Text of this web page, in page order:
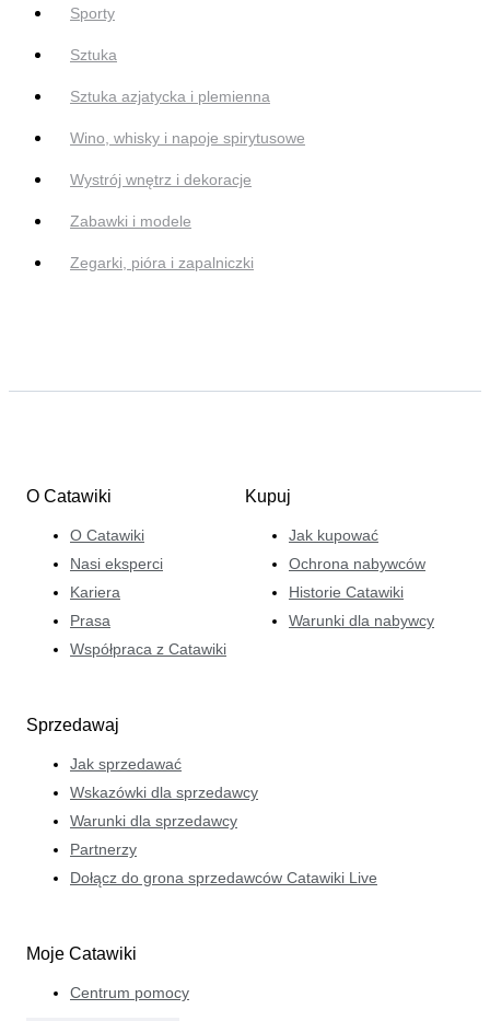
Sporty
Sztuka
Sztuka azjatycka i plemienna
Wino, whisky i napoje spirytusowe
Wystrój wnętrz i dekoracje
Zabawki i modele
Zegarki, pióra i zapalniczki
O Catawiki
O Catawiki
Nasi eksperci
Kariera
Prasa
Współpraca z Catawiki
Kupuj
Jak kupować
Ochrona nabywców
Historie Catawiki
Warunki dla nabywcy
Sprzedawaj
Jak sprzedawać
Wskazówki dla sprzedawcy
Warunki dla sprzedawcy
Partnerzy
Dołącz do grona sprzedawców Catawiki Live
Moje Catawiki
Centrum pomocy